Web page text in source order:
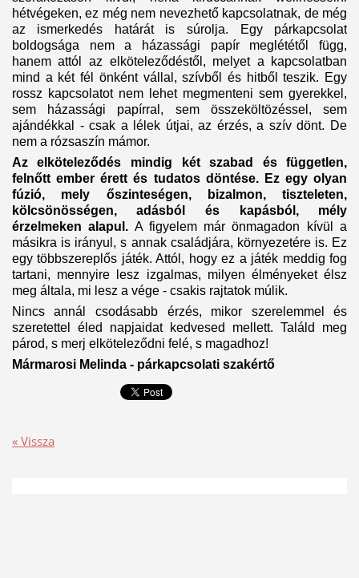
hétvégeken, ez még nem nevezhető kapcsolatnak, de még
az ismerkedés határát is súrolja. Egy párkapcsolat
boldogsága nem a házassági papír meglététől függ,
hanem attól az elköteleződéstől, melyet a kapcsolatban
mind a két fél önként vállal, szívből és hitből teszik. Egy
rossz kapcsolatot nem lehet megmenteni sem gyerekkel,
sem házassági papírral, sem összeköltözéssel, sem
ajándékkal - csak a lélek útjai, az érzés, a szív dönt. De
nem a rózsaszín mámor.
Az elköteleződés mindig két szabad és független,
felnőtt ember érett és tudatos döntése. Ez egy olyan
fúzió, mely őszinteségen, bizalmon, tiszteleten,
kölcsönösségen, adásból és kapásból, mély
érzelmeken alapul. A figyelem már önmagadon kívül a
másikra is irányul, s annak családjára, környezetére is. Ez
egy többszereplős játék. Attól, hogy ez a játék meddig fog
tartani, mennyire lesz izgalmas, milyen élményeket élsz
meg általa, mi lesz a vége - csakis rajtatok múlik.
Nincs annál csodásabb érzés, mikor szerelemmel és
szeretettel éled napjaidat kedvesed mellett. Találd meg
párod, s merj elköteleződni felé, s magadhoz!
Mármarosi Melinda - párkapcsolati szakértő
« Vissza